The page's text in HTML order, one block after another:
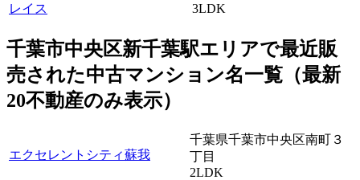
レイス
3LDK
千葉市中央区新千葉駅エリアで最近販
売された中古マンション名一覧（最新
20不動産のみ表示）
エクセレントシティ蘇我
千葉県千葉市中央区南町３
丁目
2LDK